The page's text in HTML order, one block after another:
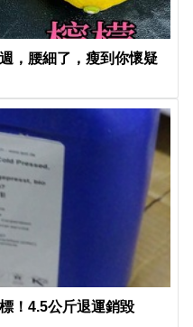
，腰細了，瘦到你懷疑
！4.5公斤退運銷毀